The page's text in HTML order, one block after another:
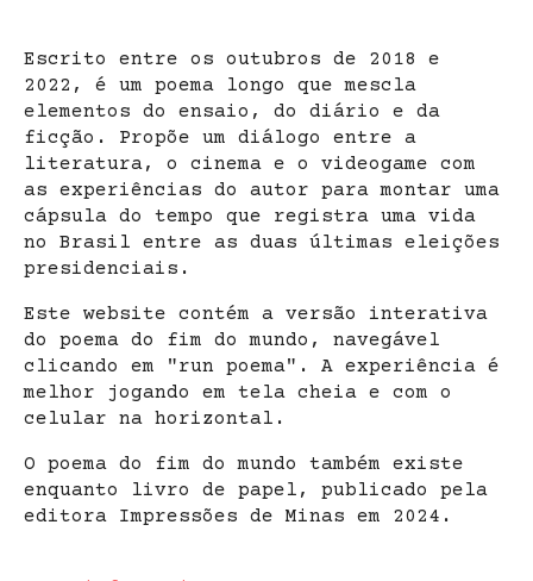
Escrito entre os outubros de 2018 e
2022, é um poema longo que mescla
elementos do ensaio, do diário e da
ficção. Propõe um diálogo entre a
literatura, o cinema e o videogame com
as experiências do autor para montar uma
cápsula do tempo que registra uma vida
no Brasil entre as duas últimas eleições
presidenciais.
Este website contém a versão interativa
do poema do fim do mundo, navegável
clicando em "run poema". A experiência é
melhor jogando em tela cheia e com o
celular na horizontal.
O poema do fim do mundo também existe
enquanto livro de papel, publicado pela
editora Impressões de Minas em 2024.